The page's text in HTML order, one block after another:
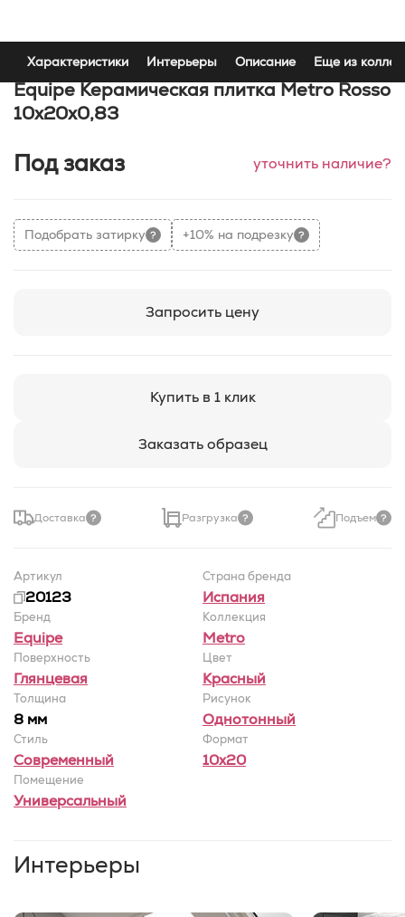
Характеристики Интерьеры Описание Еще из
Equipe Керамическая плитка Metro Rosso
10x20x0,83
Под заказ уточнить наличие?
Подобрать затирку +10% на подрезку
Запросить цену
Купить в 1 клик
Заказать образец
Доставка Разгрузка Подъем
Артикул
20123
Страна бренда
Испания
Бренд
Equipe
Коллекция
Metro
Поверхность
Глянцевая
Цвет
Красный
Толщина
8 мм
Рисунок
Однотонный
Стиль
Современный
Формат
10x20
Помещение
Универсальный
Интерьеры